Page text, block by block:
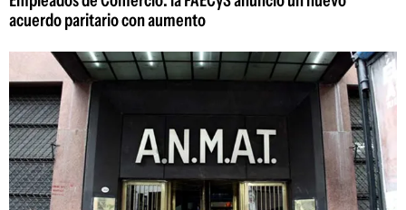
acuerdo paritario con aumento